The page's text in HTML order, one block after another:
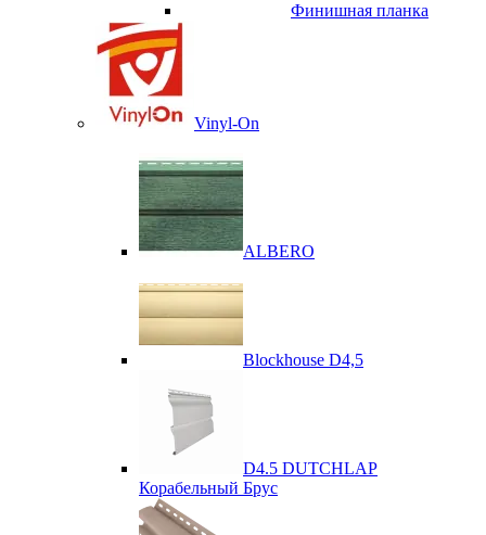
Финишная планка
Vinyl-On
ALBERO
Blockhouse D4,5
D4.5 DUTCHLAP
Корабельный Брус